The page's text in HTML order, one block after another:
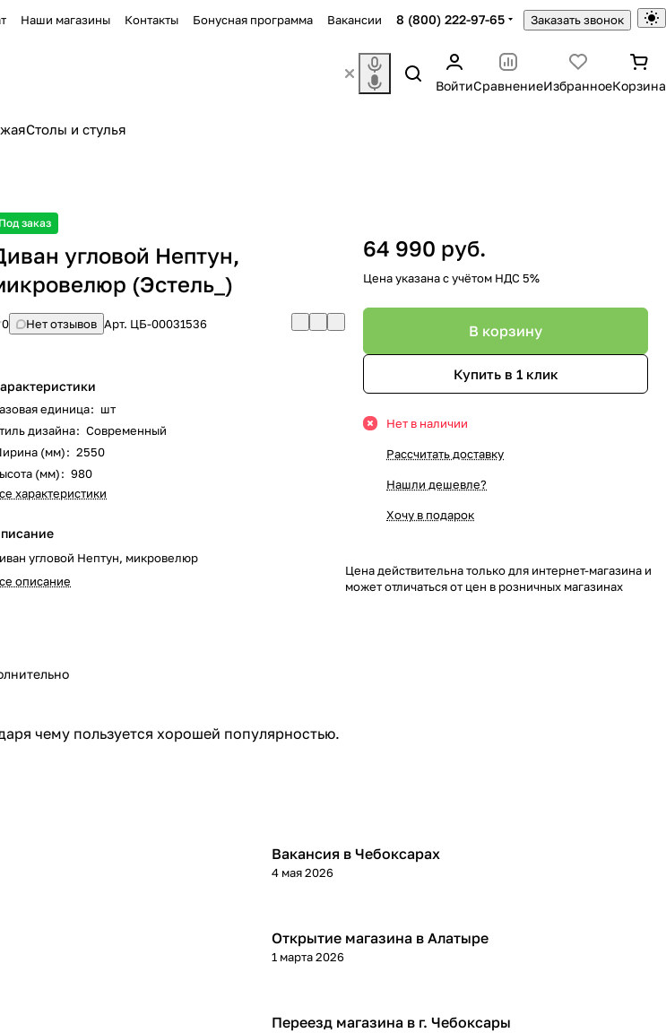
Наши магазины Контакты Бонусная программа Вакансии 8 (800) 222-97-65 Заказать звонок
ВойтиСравнениеИзбранноеКорзина
Столы и стулья
Под заказ
угловой Нептун,
(Эстель_)
0 Нет отзывов Арт. ЦБ-00031536
единица: шт
дизайна: Современный
(мм): 2550
(мм): 980
характеристики
угловой Нептун, микровелюр
описание
64 990 руб.
Цена указана с учётом НДС 5%
В корзину
Купить в 1 клик
Нет в наличии
Рассчитать доставку
Нашли дешевле?
Хочу в подарок
Цена действительна только для интернет-магазина и
может отличаться от цен в розничных магазинах
чему пользуется хорошей популярностью.
Вакансия в Чебоксарах
4 мая 2026
Открытие магазина в Алатыре
1 марта 2026
Переезд магазина в г. Чебоксары